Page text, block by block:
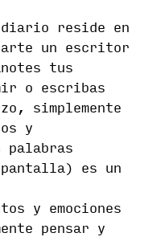
reside en
un escritor
tus
o escribas
simplemente
y
es un
y emociones
pensar y